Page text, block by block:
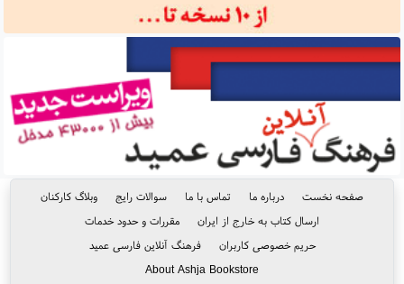
صفحه نخست درباره ما تماس با ما سوالات رایج
وبلاگ کارکنان
ارسال کتاب به خارج از ایران
مقررات و حدود خدمات
حریم خصوصی کاربران
فرهنگ آنلاین فارسی عمید
About Ashja Bookstore